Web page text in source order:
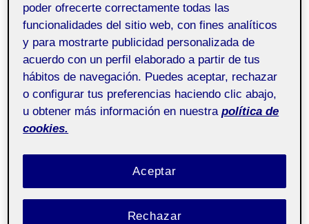
poder ofrecerte correctamente todas las
funcionalidades del sitio web, con fines analíticos
y para mostrarte publicidad personalizada de
acuerdo con un perfil elaborado a partir de tus
hábitos de navegación. Puedes aceptar, rechazar
o configurar tus preferencias haciendo clic abajo,
u obtener más información en nuestra política de
cookies.
Rechazar
Aceptar